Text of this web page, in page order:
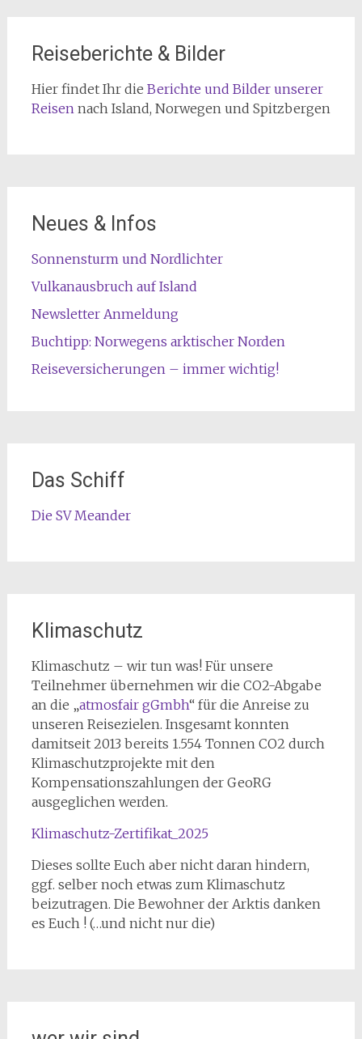
Reiseberichte & Bilder
Hier findet Ihr die Berichte und Bilder unserer
Reisennach Island, Norwegen und Spitzbergen
Neues & Infos
Sonnensturm und Nordlichter
Vulkanausbruch auf Island
Newsletter Anmeldung
Buchtipp: Norwegens arktischer Norden
Reiseversicherungen – immer wichtig!
Das Schiff
Die SV Meander
Klimaschutz
Klimaschutz – wir tun was! Für unsere
Teilnehmer übernehmen wir die CO2-Abgabe
an die „atmosfair gGmbh“ für die Anreise zu
unseren Reisezielen. Insgesamt konnten
damitseit 2013 bereits 1.554 Tonnen CO2 durch
Klimaschutzprojekte mit den
Kompensationszahlungen der GeoRG
ausgeglichen werden.
Klimaschutz-Zertifikat_2025
Dieses sollte Euch aber nicht daran hindern,
ggf. selber noch etwas zum Klimaschutz
beizutragen. Die Bewohner der Arktis danken
es Euch ! (…und nicht nur die)